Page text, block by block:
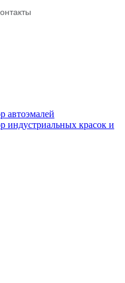
автоэмалей
индустриальных красок и